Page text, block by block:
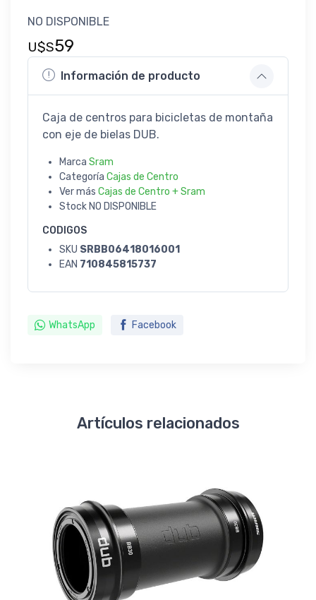
NO DISPONIBLE
U$S59
Información de producto
Caja de centros para bicicletas de montaña
con eje de bielas DUB.
Marca Sram
Categoría Cajas de Centro
Ver más Cajas de Centro + Sram
Stock NO DISPONIBLE
CODIGOS
SKU SRBB06418016001
EAN 710845815737
WhatsApp Facebook
Artículos relacionados